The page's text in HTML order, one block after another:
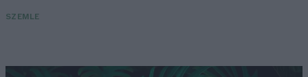
SZEMLE